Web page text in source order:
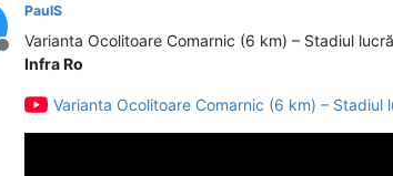
Deconectat
PaulS
Varianta Ocolitoare Comarnic (6 km) – Stadiul
Infra Ro
Varianta Ocolitoare Comarnic (6 km) – Stadiul